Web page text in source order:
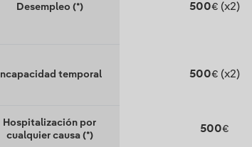
Desempleo (*) 500€ (x2)
Incapacidad temporal 500€ (x2)
Hospitalización por
cualquier causa (*)
500€